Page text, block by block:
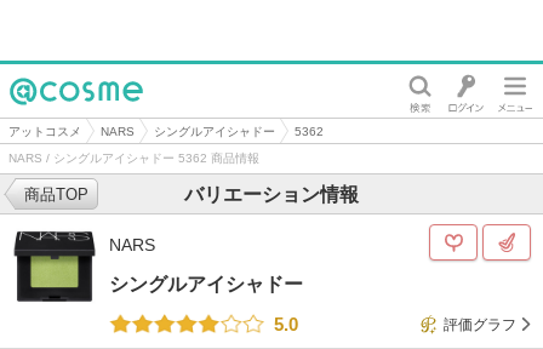
@cosme
アットコスメ NARS シングルアイシャドー
5362
NARS / シングルアイシャドー 5362 商品情報
バリエーション情報
商品TOP
NARS
シングルアイシャドー
5.0
評価グラフ